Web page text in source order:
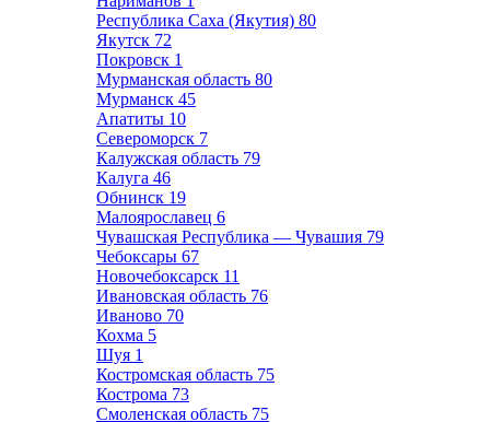
Республика Саха (Якутия) 80
Якутск 72
Покровск 1
Мурманская область 80
Мурманск 45
Апатиты 10
Североморск 7
Калужская область 79
Калуга 46
Обнинск 19
Малоярославец 6
Чувашская Республика — Чувашия 79
Чебоксары 67
Новочебоксарск 11
Ивановская область 76
Иваново 70
Кохма 5
Шуя 1
Костромская область 75
Кострома 73
Смоленская область 75